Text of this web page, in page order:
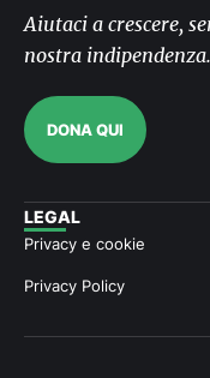
Aiutaci a crescere,
nostra indipendenza.
DONA QUI
LEGAL
Privacy e cookie
Privacy Policy